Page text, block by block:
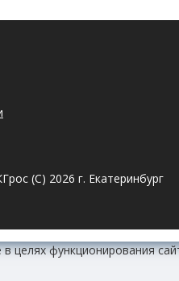
(С) 2026 г. Екатеринбург
функционирования